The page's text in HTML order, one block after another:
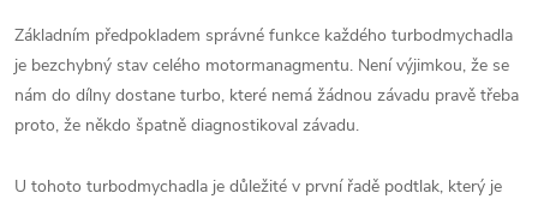
Základním předpokladem správné funkce každého turbodmychadla
je bezchybný stav celého motormanagmentu. Není výjimkou, že se
nám do dílny dostane turbo, které nemá žádnou závadu pravě třeba
proto, že někdo špatně diagnostikoval závadu.
U tohoto turbodmychadla je důležité v první řadě podtlak, který je